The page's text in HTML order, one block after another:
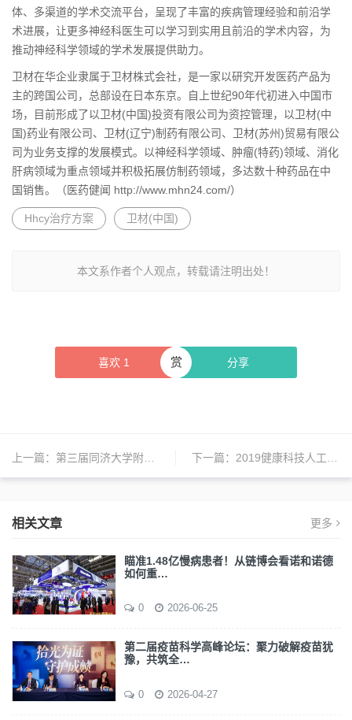
体、多渠道的学术交流平台，呈现了丰富的疾病管理经验和前沿学
术进展，让更多神经科医生可以学习到实用且前沿的学术内容，为
推动神经科学领域的学术发展提供助力。
卫材在华企业隶属于卫材株式会社，是一家以研究开发医药产品为
主的跨国公司，总部设在日本东京。自上世纪90年代初进入中国市
场，目前形成了以卫材(中国)投资有限公司为资控管理，以卫材(中
国)药业有限公司、卫材(辽宁)制药有限公司、卫材(苏州)贸易有限公
司为业务支撑的发展模式。以神经科学领域、肿瘤(特药)领域、消化
肝病领域为重点领域并积极拓展仿制药领域，多达数十种药品在中
国销售。（医药健闻 http://www.mhn24.com/）
Hhcy治疗方案 卫材(中国)
本文系作者个人观点，转载请注明出处！
喜欢 1 分享
赏
上一篇： 第三届同济大学附属同济医院尿路重建与康复论坛召开 下一篇： 2019健康科技人工智能峰会在上海举行
相关文章 更多
瞄准1.48亿慢病患者！从链博会看诺和诺德
如何重…
0 2026-06-25
第二届疫苗科学高峰论坛：聚力破解疫苗犹
豫，共筑全…
0 2026-04-27